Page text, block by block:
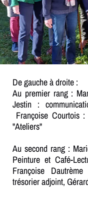
De gauche à droite :
Au premier rang :
Jestin :
Françoise Courtois
"Ateliers"
Au second rang :
Peinture et Café-
Françoise
trésorier adjoint,